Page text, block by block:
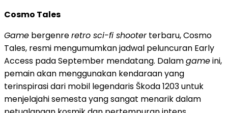
Cosmo Tales
Game bergenreretro sci-fi shooterterbaru, Cosmo
Tales, resmi mengumumkan jadwal peluncuran Early
Access pada September mendatang. Dalamgameini,
pemain akan menggunakan kendaraan yang
terinspirasi dari mobil legendaris Škoda 1203 untuk
menjelajahi semesta yang sangat menarik dalam